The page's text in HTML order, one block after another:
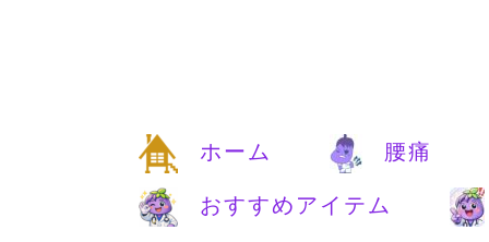
ホーム 腰痛
おすすめアイテム